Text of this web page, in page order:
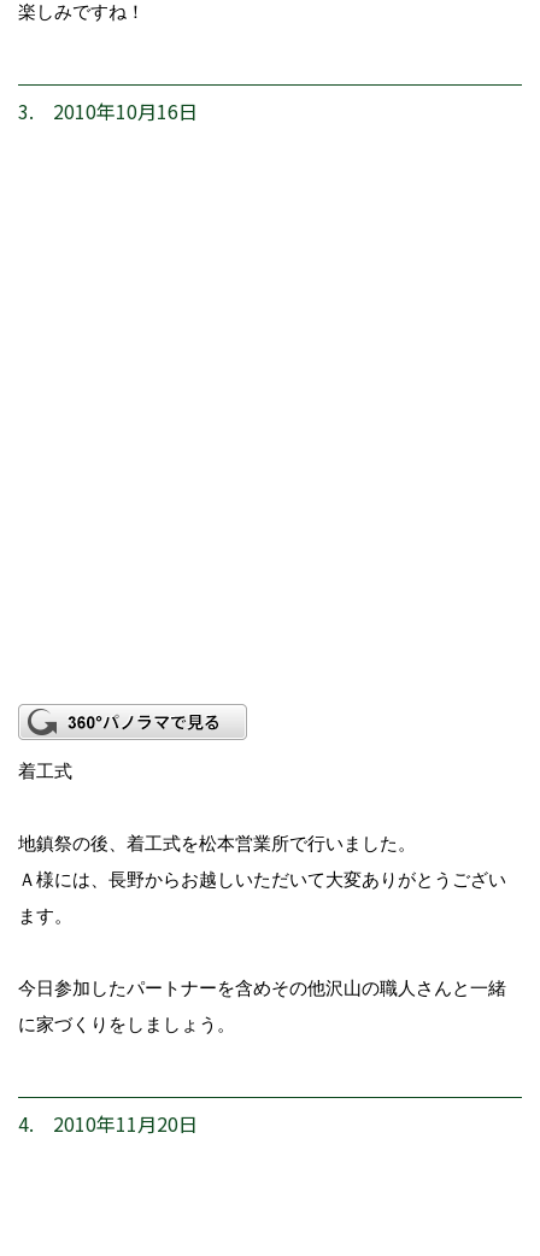
楽しみですね！
3. 2010年10月16日
着工式
地鎮祭の後、着工式を松本営業所で行いました。
Ａ様には、長野からお越しいただいて大変ありがとうござい
ます。
今日参加したパートナーを含めその他沢山の職人さんと一緒
に家づくりをしましょう。
4. 2010年11月20日